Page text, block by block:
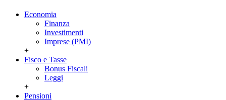
Economia
Finanza
Investimenti
Imprese (PMI)
+
Fisco e Tasse
Bonus Fiscali
Leggi
+
Pensioni